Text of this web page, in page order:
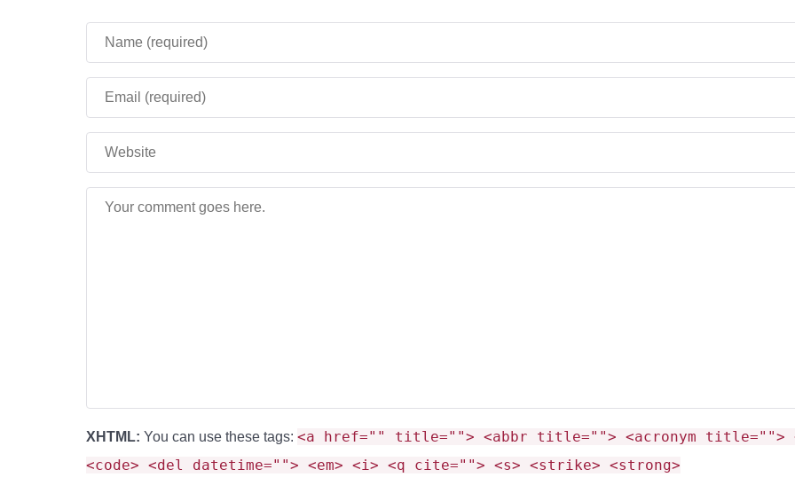
больше не разваливаются при входе в мир.
также поведение моба. Например, голем больше не застревает под Полками и может
сундуки. При этом, после его смерти выпадает Маковый цветок.
1.21.110.25
XHTML: You can use these tags: <a href="" title=""> <abbr title=""> <acronym title="">
<code> <del datetime=""> <em> <i> <q cite=""> <s> <strike> <strong>